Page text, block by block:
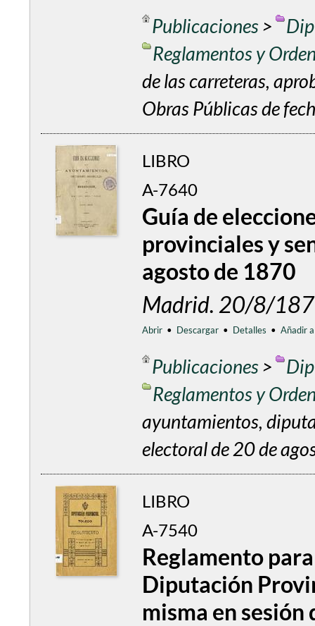
Publicaciones>
Reglamentos y
de las carreteras,
Obras Públicas de
LIBRO
A-7640
Guía de
provinciales y
agosto de 1870
Madrid. 20/8/
Abrir • Descargar • Detalles • Añadir
Publicaciones>
Reglamentos y
ayuntamientos,
electoral de 20 de
LIBRO
A-7540
Reglamento
Diputación
misma en